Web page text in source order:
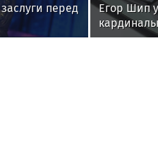
перед
Егор Шип